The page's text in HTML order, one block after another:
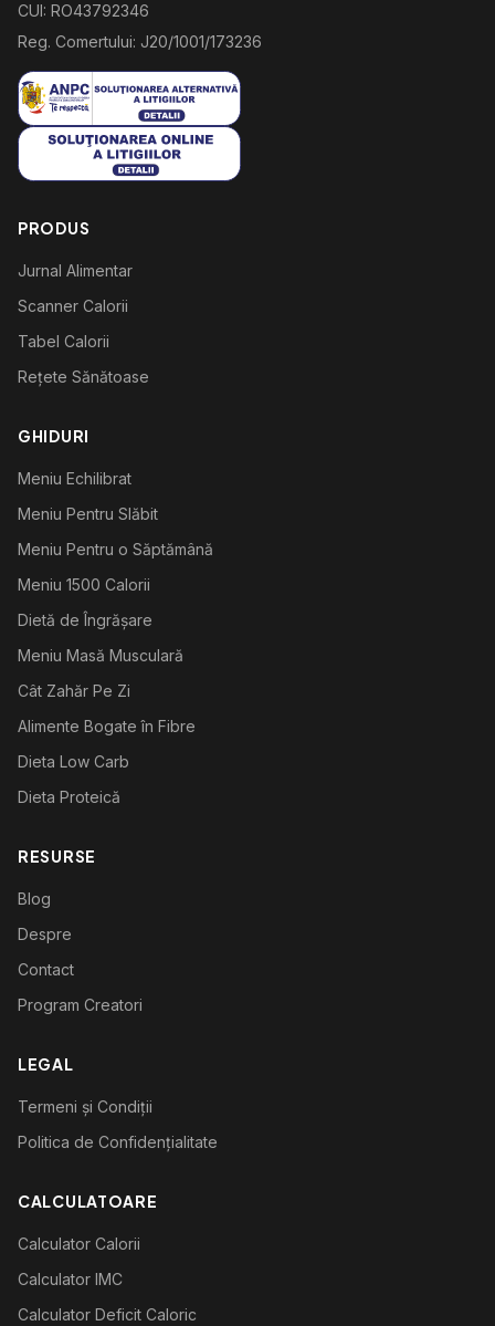
CUI: RO43792346
Reg. Comertului: J20/1001/173236
PRODUS
Jurnal Alimentar
Scanner Calorii
Tabel Calorii
Rețete Sănătoase
GHIDURI
Meniu Echilibrat
Meniu Pentru Slăbit
Meniu Pentru o Săptămână
Meniu 1500 Calorii
Dietă de Îngrășare
Meniu Masă Musculară
Cât Zahăr Pe Zi
Alimente Bogate în Fibre
Dieta Low Carb
Dieta Proteică
RESURSE
Blog
Despre
Contact
Program Creatori
LEGAL
Termeni și Condiții
Politica de Confidențialitate
CALCULATOARE
Calculator Calorii
Calculator IMC
Calculator Deficit Caloric